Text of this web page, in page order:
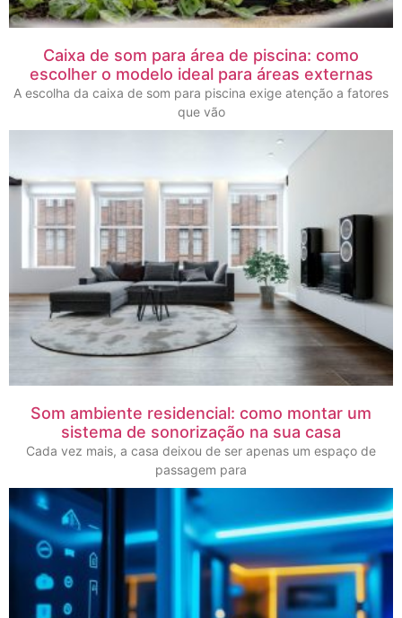
Caixa de som para área de piscina: como
escolher o modelo ideal para áreas externas
A escolha da caixa de som para piscina exige atenção a fatores
que vão
Som ambiente residencial: como montar um
sistema de sonorização na sua casa
Cada vez mais, a casa deixou de ser apenas um espaço de
passagem para